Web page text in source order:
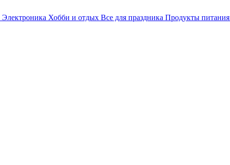
Электроника Хобби и отдых Все для праздника Продукты питания